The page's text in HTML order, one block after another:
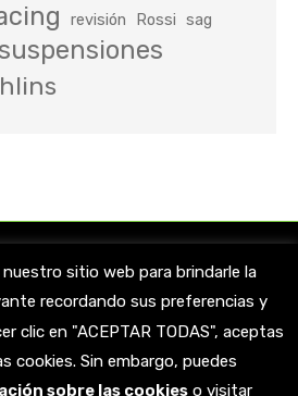
revisión Rossi sag
suspensiones
sitio web para brindarle la
recordando sus preferencias y
clic en "ACEPTAR TODAS", aceptas
cookies. Sin embargo, puedes
sobre las cookieso visitar